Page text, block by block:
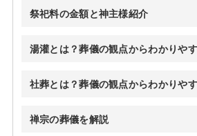
祭祀料の金額と神主様紹介
湯灌とは？葬儀の観点からわかりや
社葬とは？葬儀の観点からわかりや
禅宗の葬儀を解説